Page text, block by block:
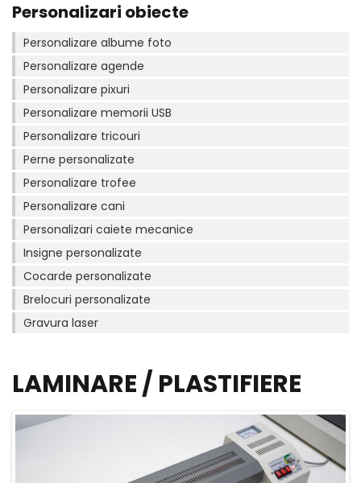
Personalizari obiecte
Personalizare albume foto
Personalizare agende
Personalizare pixuri
Personalizare memorii USB
Personalizare tricouri
Perne personalizate
Personalizare trofee
Personalizare cani
Personalizari caiete mecanice
Insigne personalizate
Cocarde personalizate
Brelocuri personalizate
Gravura laser
LAMINARE / PLASTIFIERE